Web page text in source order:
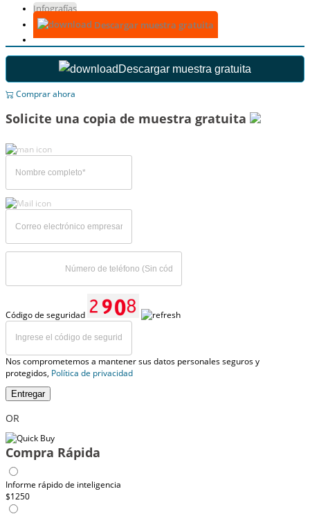
Infografías
Descargar muestra gratuita
Descargar muestra gratuita
Comprar ahora
Solicite una copia de muestra gratuita
Código de seguridad
Nos comprometemos a mantener sus datos personales seguros y
protegidos, Política de privacidad
Entregar
OR
Compra Rápida
Informe rápido de inteligencia
$1250